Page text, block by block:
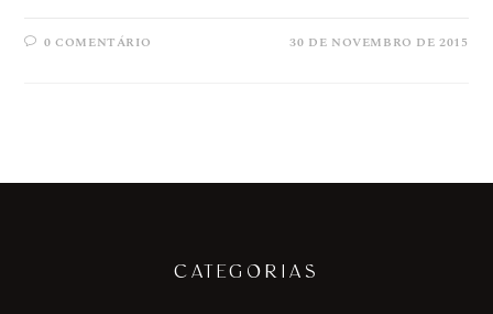
0 COMENTÁRIO 30 DE NOVEMBRO DE 2015
CATEGORIAS